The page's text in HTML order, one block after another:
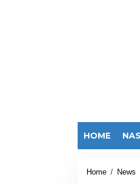
HOME
Home / News